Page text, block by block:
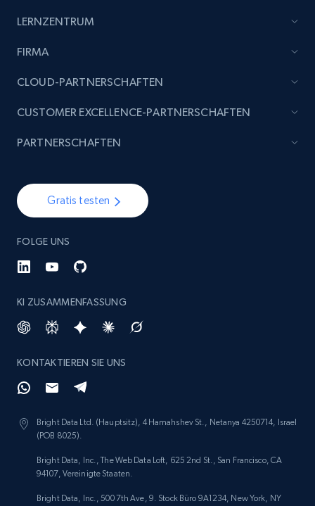
price, Currency, Availability, Reviews count, and
2.1K+ 375+
Etsy
Reviews count shop, Reviews count item, Initial
price, and more.
1.9K+
Etsy - Collect data on products using
specified keywords
Reviews count shop, Reviews count item, Initial
price, and more.
1.9K+ 322+ Jetzt anfangen
LERNZENTRUM
FIRMA
Gratis testen
FOLGE UNS
KI ZUSAMMENFASSUNG
KONTAKTIEREN SIE UNS
Bright Data Ltd. (Hauptsitz), 4 Hamahshev St., Netanya 4250714, Israel
(POB 8025).
Bright Data, Inc., The Web Data Loft, 625 2nd St., San Francisco, CA
94107, Vereinigte Staaten.
Bright Data, Inc., 500 7th Ave, 9. Stock Büro 9A1234, New York, NY
CLOUD-PARTNERSCHAFTEN
CUSTOMER EXCELLENCE-PARTNERSCHAFTEN
PARTNERSCHAFTEN